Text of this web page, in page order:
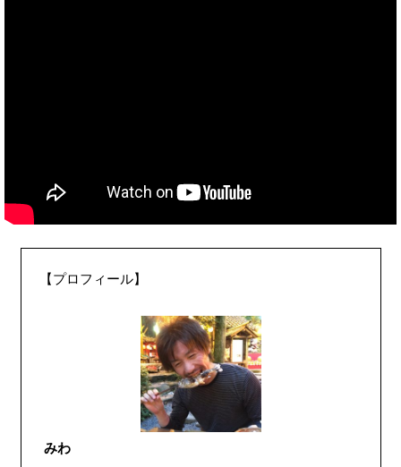
【プロフィール】
みわ